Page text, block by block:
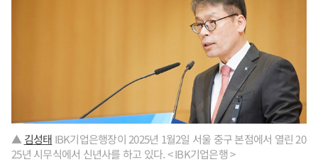
▲ 김성태 IBK기업은행장이 2025년 1월2일 서울 중구 본점에서 열린 20
25년 시무식에서 신년사를 하고 있다. < IBK기업은행 >